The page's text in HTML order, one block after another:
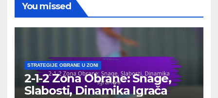
You missed
STRATEGIJE OBRANE U ZONI
2-1-2 Zona Obrane: Snage,
Slabosti, Dinamika Igrača